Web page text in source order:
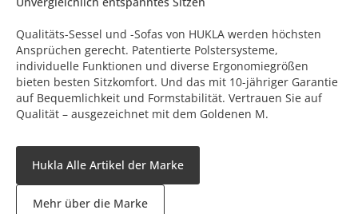
Qualitäts-Sessel und -Sofas von HUKLA werden höchsten
Ansprüchen gerecht. Patentierte Polstersysteme,
individuelle Funktionen und diverse Ergonomiegrößen
bieten besten Sitzkomfort. Und das mit 10-jähriger Garantie
auf Bequemlichkeit und Formstabilität. Vertrauen Sie auf
Qualität – ausgezeichnet mit dem Goldenen M.
Hukla Alle Artikel der Marke
Mehr über die Marke